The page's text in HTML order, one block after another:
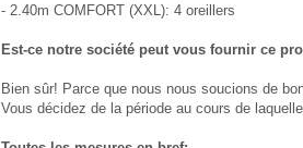
- 2.40m COMFORT (XXL): 4 oreillers
Est-ce notre société peut vous fournir ce
Bien sûr! Parce que nous nous soucions de
Vous décidez de la période au cours de